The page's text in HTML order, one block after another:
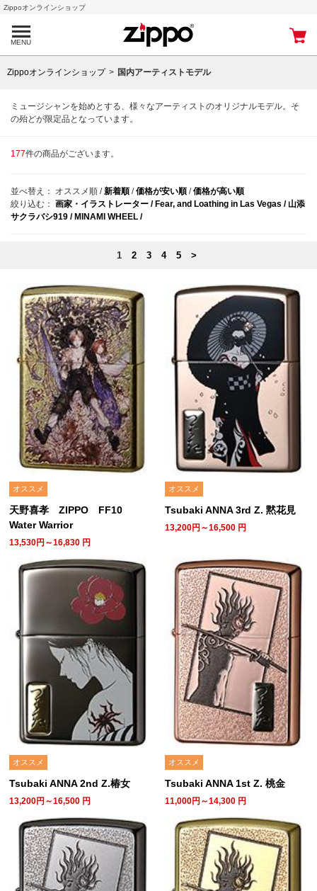
Zippoオンラインショップ
MENU
Zippoオンラインショップ 国内アーティストモデル
ミュージシャンを始めとする、様々なアーティストのオリジナルモデル。そ
の殆どが限定品となっています。
177件の商品がございます。
並べ替え： オススメ順 /新着順 /価格が安い順 /価格が高い順
絞り込む： 画家・イラストレーター / Fear, and Loathing in Las Vegas / 山添
サクラバシ919 / MINAMI WHEEL /
1 2 3 4 5 >
オススメ
天野喜孝 ZIPPO FF10
Water Warrior
13,530円～16,830 円
オススメ
Tsubaki ANNA 3rd Z. 黙花見
13,200円～16,500 円
オススメ
Tsubaki ANNA 2nd Z.椿女
13,200円～16,500 円
オススメ
Tsubaki ANNA 1st Z. 桃金
11,000円～14,300 円